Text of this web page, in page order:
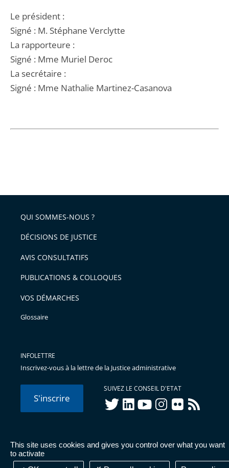
This site uses cookies and gives you control over what you want
to activate
Le président :
Signé : M. Stéphane Verclytte
La rapporteure :
Signé : Mme Muriel Deroc
La secrétaire :
Signé : Mme Nathalie Martinez-Casanova
QUI SOMMES-NOUS ?
DÉCISIONS DE JUSTICE
AVIS CONSULTATIFS
PUBLICATIONS & COLLOQUES
VOS DÉMARCHES
Glossaire
INFOLETTRE
Inscrivez-vous à la lettre de la Justice administrative
S'inscrire
SUIVEZ LE CONSEIL D'ETAT
twitterlinkedInyoutubeinstagram
flickr rss
© Conseil d'État 2026 - Mentions légales
Données
personnelles-Publications administratives-Accessibilité :